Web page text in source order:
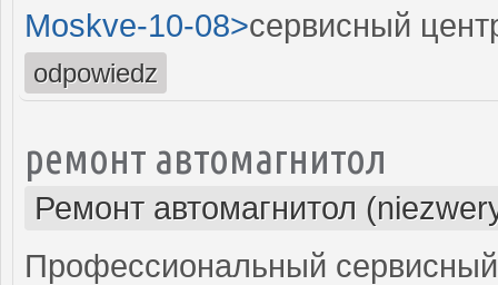
Moskve-10-08>сервисный
odpowiedz
ремонт автомагнитол
Ремонт автомагнитол
Профессиональный